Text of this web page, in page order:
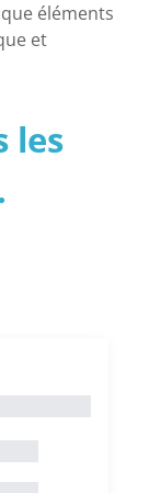
éléments
et
les